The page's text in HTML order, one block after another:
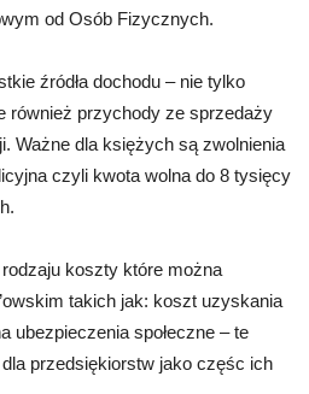
od Osób Fizycznych.
źródła dochodu – nie tylko
również przychody ze sprzedaży
Ważne dla księżych są zwolnienia
czyli kwota wolna do 8 tysięcy
koszty które można
takich jak: koszt uzyskania
ubezpieczenia społeczne – te
przedsiękiorstw jako częśc ich